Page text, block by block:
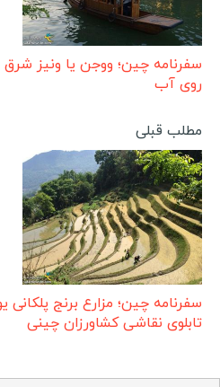
سفرنامه چین؛ ووجن یا ونیز
روی آب
مطلب قبلی
سفرنامه چین؛ مزارع برنج پلکانی
تابلوی نقاشی کشاورزان چینی